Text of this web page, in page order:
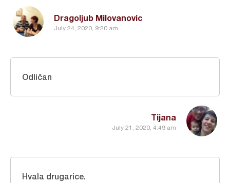
Dragoljub Milovanovic
July 24, 2020, 9:20 am
Tijana
July 21, 2020, 4:49 am
Odličan
Hvala drugarice.